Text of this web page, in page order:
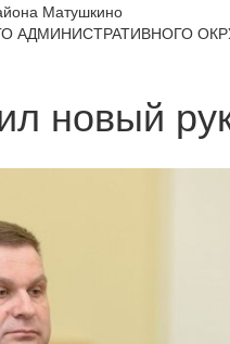
Матушкино
АДМИНИСТРАТИВНОГО
новый